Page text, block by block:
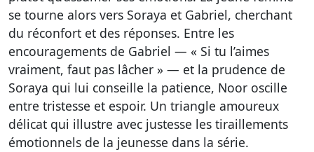
se tourne alors vers Soraya et Gabriel, cherchant
du réconfort et des réponses. Entre les
encouragements de Gabriel — « Si tu l’aimes
vraiment, faut pas lâcher » — et la prudence de
Soraya qui lui conseille la patience, Noor oscille
entre tristesse et espoir. Un triangle amoureux
délicat qui illustre avec justesse les tiraillements
émotionnels de la jeunesse dans la série.